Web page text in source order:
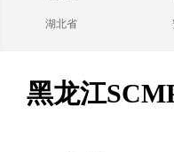
湖北省
黑龙江